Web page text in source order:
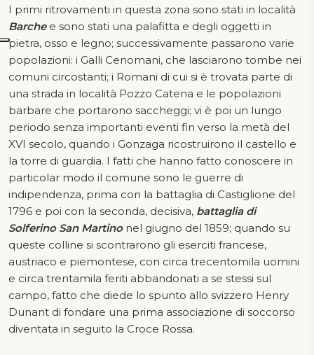
I primi ritrovamenti in questa zona sono stati in località
Barchee sono stati una palafitta e degli oggetti in
pietra, osso e legno; successivamente passarono varie
popolazioni: i Galli Cenomani, che lasciarono tombe nei
comuni circostanti; i Romani di cui si è trovata parte di
una strada in località Pozzo Catena e le popolazioni
barbare che portarono saccheggi; vi è poi un lungo
periodo senza importanti eventi fin verso la metà del
XVI secolo, quando i Gonzaga ricostruirono il castello e
la torre di guardia. I fatti che hanno fatto conoscere in
particolar modo il comune sono le guerre di
indipendenza, prima con la battaglia di Castiglione del
1796 e poi con la seconda, decisiva, battaglia di
Solferino San Martinonel giugno del 1859; quando su
queste colline si scontrarono gli eserciti francese,
austriaco e piemontese, con circa trecentomila uomini
e circa trentamila feriti abbandonati a se stessi sul
campo, fatto che diede lo spunto allo svizzero Henry
Dunant di fondare una prima associazione di soccorso
diventata in seguito la Croce Rossa.